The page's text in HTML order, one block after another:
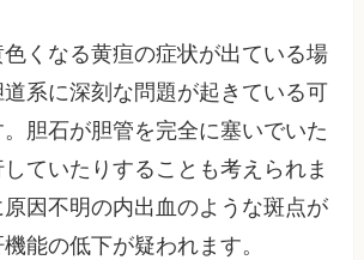
くなる黄疸の症状が出ている場
系に深刻な問題が起きている可
胆石が胆管を完全に塞いでいた
ていたりすることも考えられま
因不明の内出血のような斑点が
能の低下が疑われます。